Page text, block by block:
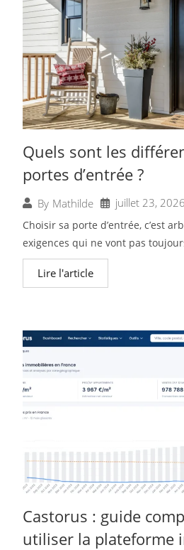
Quels sont les
portes d’entrée ?
By Mathilde juillet 23, 2026
Choisir sa porte d’entrée, c’est
exigences qui ne vont pas
Lire l'article
Castorus : guide
utiliser la plateforme